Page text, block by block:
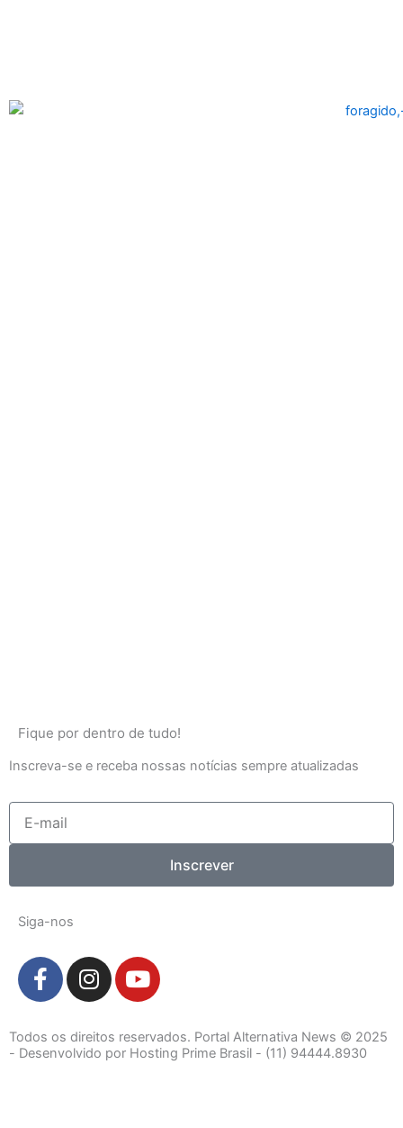
Fique por dentro de tudo!
Inscreva-se e receba nossas notícias sempre atualizadas
mail
Inscrever
Siga-nos
F
a
e
b
I
n
t
a
Y
o
t
u
Todos os direitos reservados. Portal Alternativa News © 2025
- Desenvolvido por Hosting Prime Brasil - (11) 94444.8930